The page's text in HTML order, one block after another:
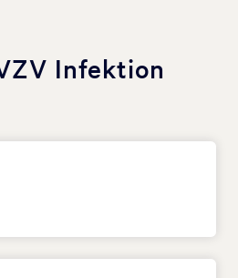
Infektion